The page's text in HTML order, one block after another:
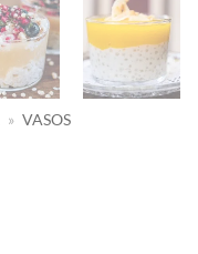
» VASOS